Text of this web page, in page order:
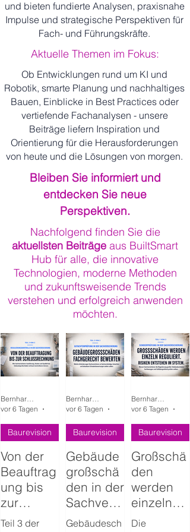
und bieten fundierte Analysen, praxisnahe
Impulse und strategische Perspektiven für
Fach- und Führungskräfte.
Aktuelle Themen im Fokus:
Ob Entwicklungen rund um KI und
Robotik, smarte Planung und nachhaltiges
Bauen, Einblicke in Best Practices oder
vertiefende Fachanalysen - unsere
Beiträge liefern Inspiration und
Orientierung für die Herausforderungen
von heute und die Lösungen von morgen.
Bleiben Sie informiert und
entdecken Sie neue
Perspektiven.
Nachfolgend finden Sie die
aktuellsten Beiträge aus BuiltSmart
Hub für alle, die innovative
Technologien, moderne Methoden
und zukunftsweisende Trends
verstehen und erfolgreich anwenden
möchten.
Von der
Beauftrag
ung bis
zur
Schlussre
Teil 3 der
Baurevision
Bernhard Metzger
vor 6 Tagen
11 Min. Lesezeit
Gebäude
großschä
den in der
Sachversi
cherung
Gebäudesch
Baurevision
Bernhard Metzger
vor 6 Tagen
17 Min. Lesezeit
Großschä
den
werden
einzeln
reguliert.
Die
Baurevision
Bernhard Metzger
vor 6 Tagen